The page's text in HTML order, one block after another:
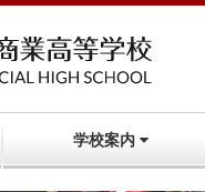
学校案内